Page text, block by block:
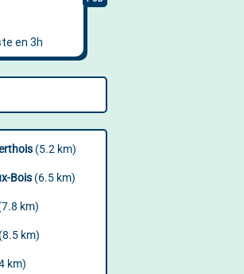
(5.2 km)
Bois(6.5 km)
km)
km)
km)